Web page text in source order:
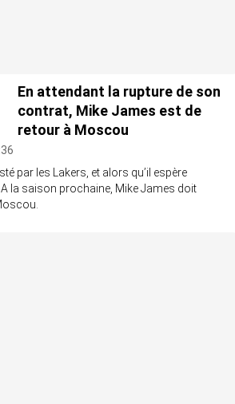
En attendant la rupture de son
contrat, Mike James est de
retour à Moscou
par les Lakers, et alors qu’il espère
la saison prochaine, Mike James doit